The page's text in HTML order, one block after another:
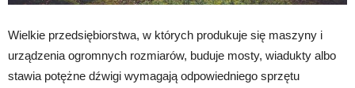
Wielkie przedsiębiorstwa, w których produkuje się maszyny i
urządzenia ogromnych rozmiarów, buduje mosty, wiadukty albo
stawia potężne dźwigi wymagają odpowiedniego sprzętu